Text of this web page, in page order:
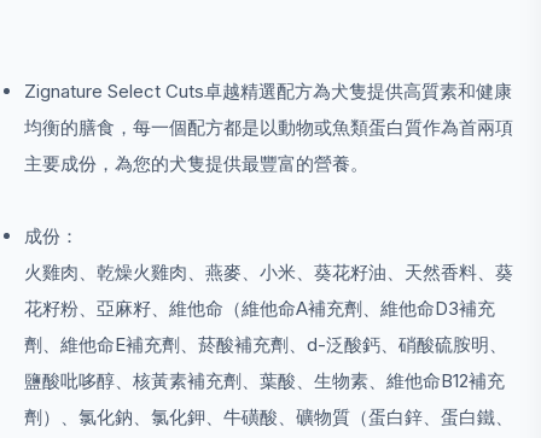
Zignature Select Cuts卓越精選配方為犬隻提供高質素和健康
均衡的膳食，每一個配方都是以動物或魚類蛋白質作為首兩項
主要成份，為您的犬隻提供最豐富的營養。
成份：
火雞肉、乾燥火雞肉、燕麥、小米、葵花籽油、天然香料、葵
花籽粉、亞麻籽、維他命（維他命A補充劑、維他命D3補充
劑、維他命E補充劑、菸酸補充劑、d-泛酸鈣、硝酸硫胺明、
鹽酸吡哆醇、核黃素補充劑、葉酸、生物素、維他命B12補充
劑）、氯化鈉、氯化鉀、牛磺酸、礦物質（蛋白鋅、蛋白鐵、